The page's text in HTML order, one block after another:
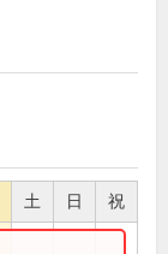
土 日 祝